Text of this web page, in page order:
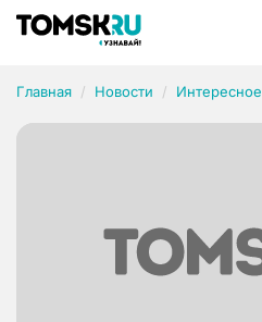
Главная Новости Интересное